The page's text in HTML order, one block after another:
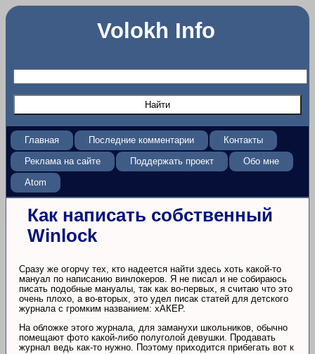
Volokh Info
Главная Последние комментарии
Контакты
Реклама на сайте
Поддержать проект
Обо мне
Atom
Как написать собственный
Winlock
Сразу же огорчу тех, кто надеется найти здесь хоть какой-то
мануал по написанию винлокеров. Я не писал и не собираюсь
писать подобные мануалы, так как во-первых, я считаю что это
очень плохо, а во-вторых, это удел писак статей для детского
журнала с громким названием: хАКЕР.
На обложке этого журнала, для заманухи школьников, обычно
помещают фото какой-либо полуголой девушки. Продавать
журнал ведь как-то нужно. Поэтому приходится прибегать вот к